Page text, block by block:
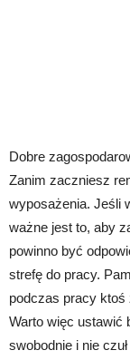
Dobre
Zanim zaczniesz
wyposażenia. Jeśli
ważne jest to, aby
powinno być
strefę do pracy.
podczas pracy ktoś
Warto więc ustawić
swobodnie i nie